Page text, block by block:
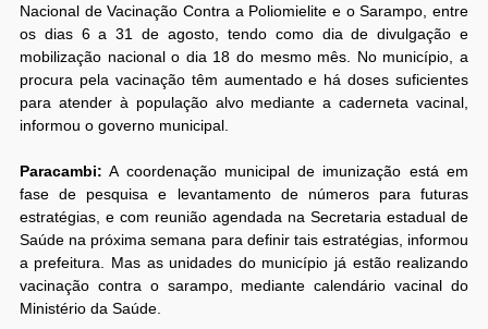
Nacional de Vacinação Contra a Poliomielite e o Sarampo, entre
os dias 6 a 31 de agosto, tendo como dia de divulgação e
mobilização nacional o dia 18 do mesmo mês. No município, a
procura pela vacinação têm aumentado e há doses suficientes
para atender à população alvo mediante a caderneta vacinal,
informou o governo municipal.
Paracambi: A coordenação municipal de imunização está em
fase de pesquisa e levantamento de números para futuras
estratégias, e com reunião agendada na Secretaria estadual de
Saúde na próxima semana para definir tais estratégias, informou
a prefeitura. Mas as unidades do município já estão realizando
vacinação contra o sarampo, mediante calendário vacinal do
Ministério da Saúde.